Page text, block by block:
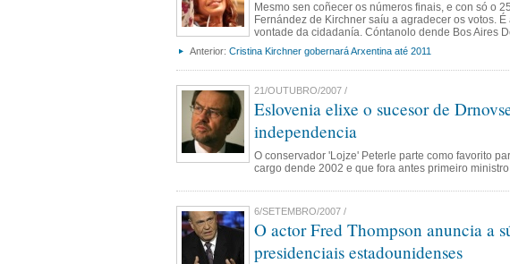
Mesmo sen coñecer os números finais, e con só o
Fernández de Kirchner saíu a agradecer os votos.
vontade da cidadanía. Cóntanolo dende Bos Aires
Anterior: Cristina Kirchner gobernará Arxentina até 2011
21/OUTUBRO/2007 /
Eslovenia elixe o sucesor de
independencia
O conservador 'Lojze' Peterle parte como favorito
cargo dende 2002 e que fora antes primeiro
6/SETEMBRO/2007 /
O actor Fred Thompson anuncia a
presidenciais estadounidenses